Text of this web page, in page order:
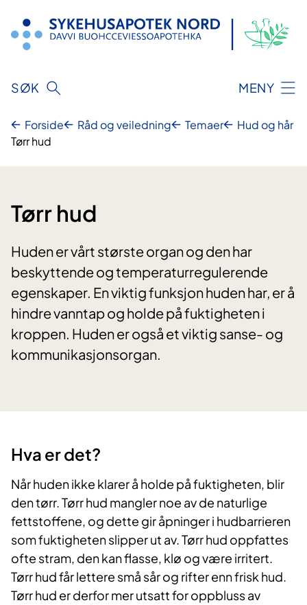
innhold
SØK MENY
Forside Råd og veiledning Temaer
Hud og hår
Tørr hud
Tørr hud
Huden er vårt største organ og den har
beskyttende og temperaturregulerende
egenskaper. En viktig funksjon huden har, er å
hindre vanntap og holde på fuktigheten i
kroppen. Huden er også et viktig sanse- og
kommunikasjonsorgan.
Hva er det?​
Når huden ikke klarer å holde på fuktigheten, blir
den tørr. Tørr hud mangler noe av de naturlige
fettstoffene, og dette gir åpninger i hudbarrieren
som fuktigheten slipper ut av. Tørr hud oppfattes
ofte stram, den kan flasse, klø og være irritert.
Tørr hud får lettere små sår og rifter enn frisk hud.
Tørr hud er derfor mer utsatt for oppbluss av